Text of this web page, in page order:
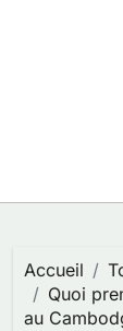
Accueil
Quoi
au